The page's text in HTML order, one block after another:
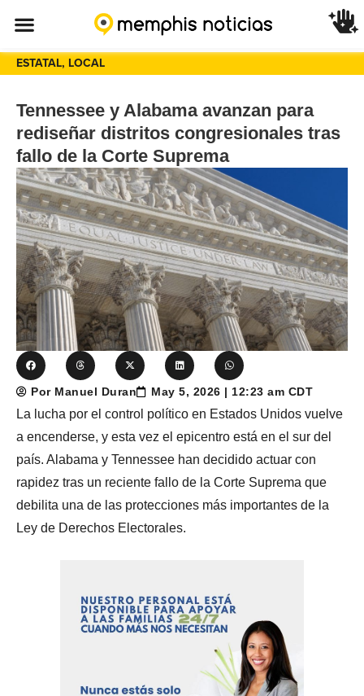
ESTATAL, LOCAL
Tennessee y Alabama avanzan para
rediseñar distritos congresionales tras
fallo de la Corte Suprema
Por Manuel Duran May 5, 2026 | 12:23 am CDT
La lucha por el control político en Estados Unidos vuelve
a encenderse, y esta vez el epicentro está en el sur del
país. Alabama y Tennessee han decidido actuar con
rapidez tras un reciente fallo de la Corte Suprema que
debilita una de las protecciones más importantes de la
Ley de Derechos Electorales.